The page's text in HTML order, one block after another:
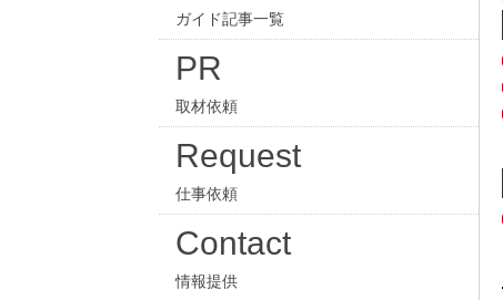
ガイド記事一覧
PR
取材依頼
Request
仕事依頼
Contact
情報提供